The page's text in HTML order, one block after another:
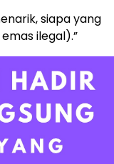
siapa yang
ilegal).”